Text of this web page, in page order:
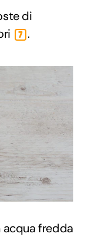
di
7 .
acqua fredda